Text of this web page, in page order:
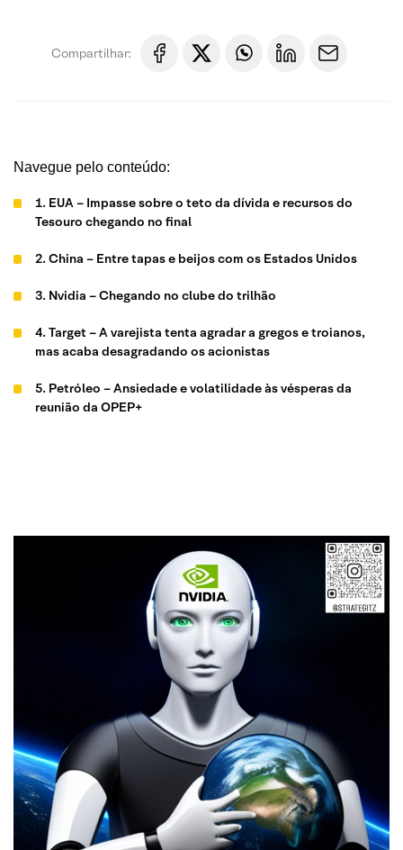
Compartilhar:
Navegue pelo conteúdo:
1. EUA – Impasse sobre o teto da dívida e recursos do
Tesouro chegando no final
2. China – Entre tapas e beijos com os Estados Unidos
3. Nvidia – Chegando no clube do trilhão
4. Target – A varejista tenta agradar a gregos e troianos,
mas acaba desagradando os acionistas
5. Petróleo – Ansiedade e volatilidade às vésperas da
reunião da OPEP+